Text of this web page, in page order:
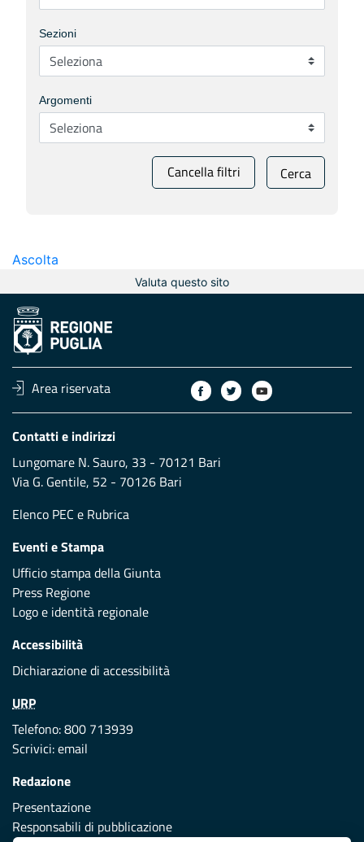
Sezioni
Argomenti
Cancella filtri Cerca
Ascolta
Valuta questo sito
Area riservata
Contatti e indirizzi
Lungomare N. Sauro, 33 - 70121 Bari
Via G. Gentile, 52 - 70126 Bari
Elenco PEC e Rubrica
Eventi e Stampa
Ufficio stampa della Giunta
Press Regione
Logo e identità regionale
Accessibilità
Dichiarazione di accessibilità
URP
Telefono: 800 713939
Scrivici:email
Redazione
Presentazione
Responsabili di pubblicazione